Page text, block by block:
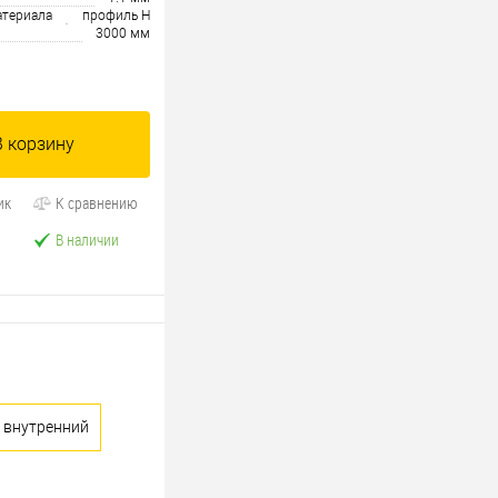
профиль H
3000 мм
корзину
К сравнению
В наличии